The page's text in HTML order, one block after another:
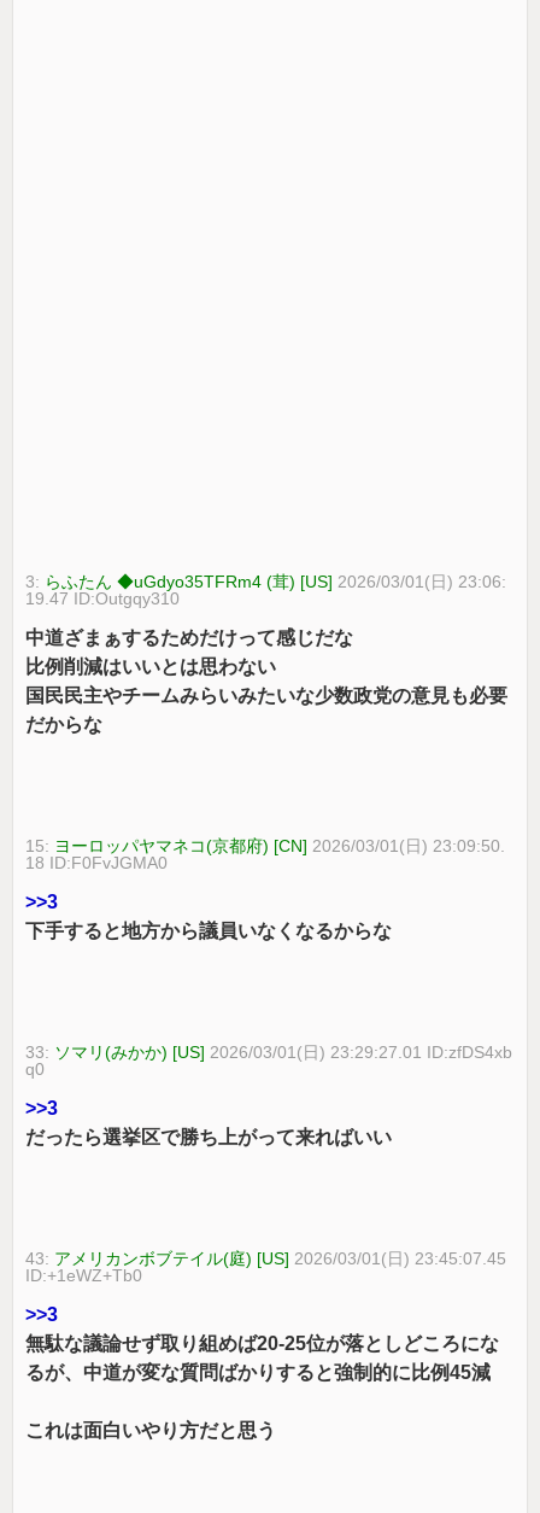
3: らふたん ◆uGdyo35TFRm4 (茸) [US] 2026/03/01(日) 23:06:
19.47 ID:Outgqy310
中道ざまぁするためだけって感じだな
比例削減はいいとは思わない
国民民主やチームみらいみたいな少数政党の意見も必要
だからな
15: ヨーロッパヤマネコ(京都府) [CN] 2026/03/01(日) 23:09:50.
18 ID:F0FvJGMA0
>>3
下手すると地方から議員いなくなるからな
33: ソマリ(みかか) [US] 2026/03/01(日) 23:29:27.01 ID:zfDS4xb
q0
>>3
だったら選挙区で勝ち上がって来ればいい
43: アメリカンボブテイル(庭) [US] 2026/03/01(日) 23:45:07.45
ID:+1eWZ+Tb0
>>3
無駄な議論せず取り組めば20-25位が落としどころにな
るが、中道が変な質問ばかりすると強制的に比例45減
これは面白いやり方だと思う